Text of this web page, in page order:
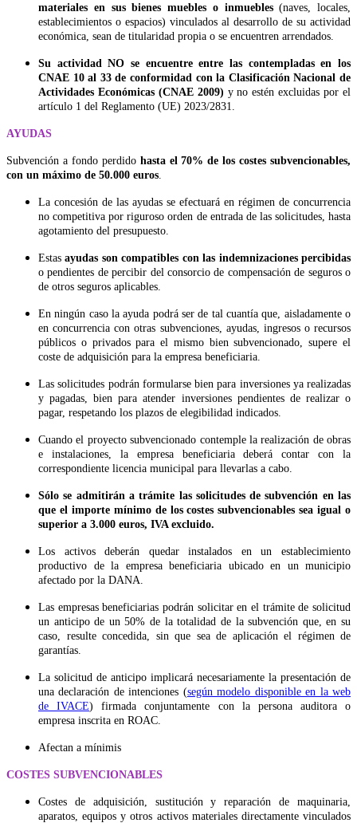
materiales en sus bienes muebles o inmuebles(naves, locales,
establecimientos o espacios) vinculados al desarrollo de su actividad
económica, sean de titularidad propia o se encuentren arrendados.
Su actividad NO se encuentre entre las contempladas en los
CNAE 10 al 33 de conformidad con la Clasificación Nacional de
Actividades Económicas (CNAE 2009) y no estén excluidas por el
artículo 1 del Reglamento (UE) 2023/2831.
AYUDAS
Subvención a fondo perdido hasta el 70% de los costes subvencionables,
con un máximo de 50.000 euros
La concesión de las ayudas se efectuará en régimen de concurrencia
no competitiva por riguroso orden de entrada de las solicitudes, hasta
agotamiento del presupuesto.
Estasayudas son compatibles con las indemnizaciones percibidas
o pendientes de percibir del consorcio de compensación de seguros o
de otros seguros aplicables.
En ningún caso la ayuda podrá ser de tal cuantía que, aisladamente o
en concurrencia con otras subvenciones, ayudas, ingresos o recursos
públicos o privados para el mismo bien subvencionado, supere el
coste de adquisición para la empresa beneficiaria.
Las solicitudes podrán formularse bien para inversiones ya realizadas
y pagadas, bien para atender inversiones pendientes de realizar o
pagar, respetando los plazos de elegibilidad indicados.
Cuando el proyecto subvencionado contemple la realización de obras
e instalaciones, la empresa beneficiaria deberá contar con la
correspondiente licencia municipal para llevarlas a cabo.
Sólo se admitirán a trámite las solicitudes de subvención en las
que el importe mínimo de los costes subvencionables sea igual o
superior a 3.000 euros, IVA excluido.
Los activos deberán quedar instalados en un establecimiento
productivo de la empresa beneficiaria ubicado en un municipio
afectado por la DANA.
Las empresas beneficiarias podrán solicitar en el trámite de solicitud
un anticipo de un 50% de la totalidad de la subvención que, en su
caso, resulte concedida, sin que sea de aplicación el régimen de
garantías.
La solicitud de anticipo implicará necesariamente la presentación de
una declaración de intenciones (según modelo disponible en la web
de IVACE) firmada conjuntamente con la persona auditora o
empresa inscrita en ROAC.
Afectan a mínimis
COSTES SUBVENCIONABLES
Costes de adquisición, sustitución y reparación de maquinaria,
aparatos, equipos y otros activos materiales directamente vinculados